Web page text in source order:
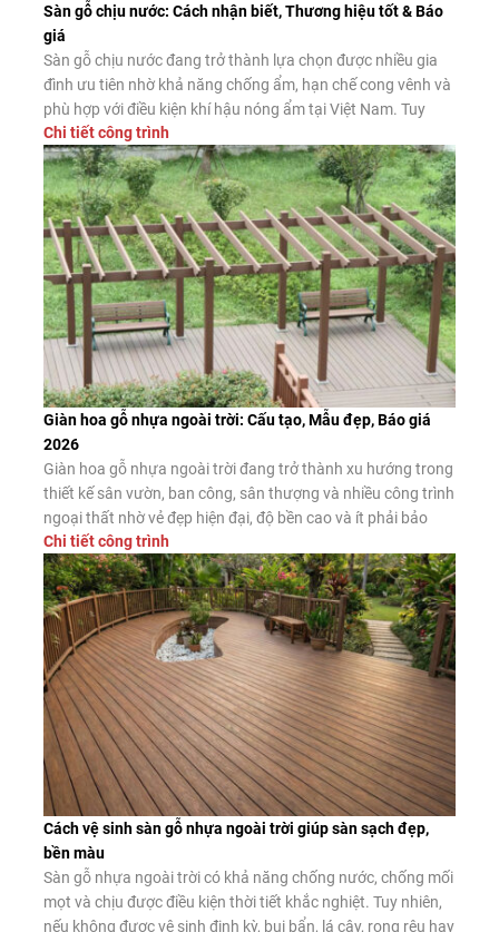
Sàn gỗ chịu nước: Cách nhận biết, Thương hiệu tốt & Báo
giá
Sàn gỗ chịu nước đang trở thành lựa chọn được nhiều gia
đình ưu tiên nhờ khả năng chống ẩm, hạn chế cong vênh và
phù hợp với điều kiện khí hậu nóng ẩm tại Việt Nam. Tuy
nhiên, không phải sản phẩm nào được quảng cáo là “chịu
nước” cũng có chất lượng như […]
Chi tiết công trình
Giàn hoa gỗ nhựa ngoài trời: Cấu tạo, Mẫu đẹp, Báo giá
2026
Giàn hoa gỗ nhựa ngoài trời đang trở thành xu hướng trong
thiết kế sân vườn, ban công, sân thượng và nhiều công trình
ngoại thất nhờ vẻ đẹp hiện đại, độ bền cao và ít phải bảo
dưỡng. Đây là giải pháp thay thế hiệu quả cho giàn hoa gỗ
tự nhiên và giàn […]
Chi tiết công trình
Cách vệ sinh sàn gỗ nhựa ngoài trời giúp sàn sạch đẹp,
bền màu
Sàn gỗ nhựa ngoài trời có khả năng chống nước, chống mối
mọt và chịu được điều kiện thời tiết khắc nghiệt. Tuy nhiên,
nếu không được vệ sinh định kỳ, bụi bẩn, lá cây, rong rêu hay